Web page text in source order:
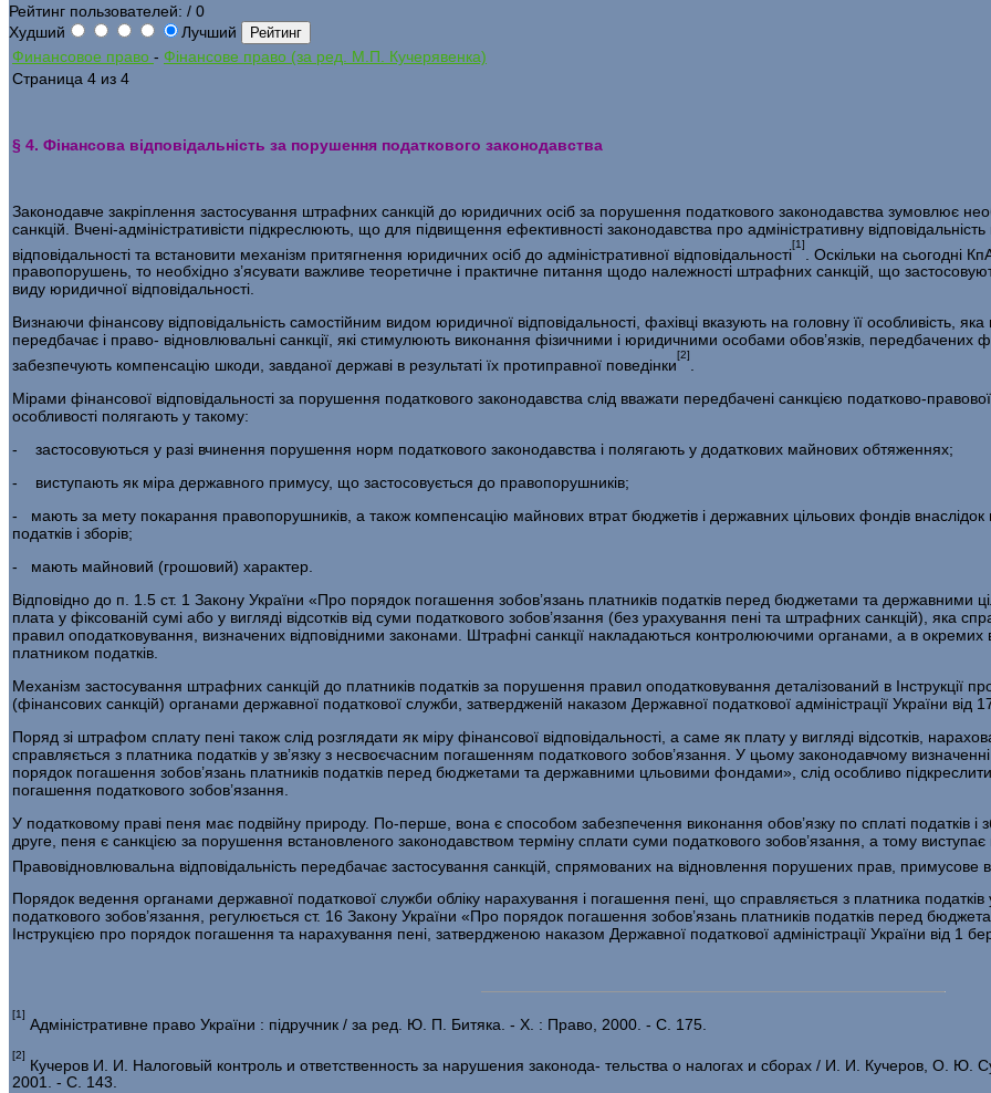
Рейтинг пользователей: / 0
Худший
Лучший
Финансовое право - Фінансове право (за ред. М.П. Кучерявенка)
Страница 4 из 4
§ 4. Фінансова відповідальність за порушення податкового законодавства
Законодавче закріплення застосування штрафних санкцій до юридичних осіб за порушення податкового законодавства зумовлює
санкцій. Вчені-адміністративісти підкреслюють, що для підвищення ефек­тивності законодавства про адміністративну
відповідаль­ності та встановити механізм притягнення юридичних осіб до ад­міністративної відповідальності
[1]
. Оскільки на сьогодні
правопору­шень, то необхідно з’ясувати важливе теоретичне і практичне пи­тання щодо належності штрафних санкцій, що
виду юридичної відповідальності.
Визнаючи фінансову відповідальність самостійним видом юридич­ної відповідальності, фахівці вказують на головну її особливість,
передбачає і право- відновлювальні санкції, які стимулюють виконання фізичними і юри­дичними особами обов’язків,
забезпечують компенсацію шкоди, завданої державі в результаті їх протиправної поведінки
[2]
Мірами фінансової відповідальності за порушення податкового законодавства слід вважати передбачені санкцією податково-
особливості полягають у такому:
- застосовуються у разі вчинення порушення норм податкового законодавства і полягають у додаткових майнових обтяженнях;
- виступають як міра державного примусу, що застосовується до правопорушників;
- мають за мету покарання правопорушників, а також компенсацію майнових втрат бюджетів і державних цільових фондів
податків і зборів;
- мають майновий (грошовий) характер.
Відповідно до п. 1.5 ст. 1 Закону України «Про порядок погашення зобов’язань платників податків перед бюджетами та
плата у фіксова­ній сумі або у вигляді відсотків від суми податкового зобов’язання (без урахування пені та штрафних санкцій), яка
правил оподатковування, визна­чених відповідними законами. Штрафні санкції накладаються конт­ролюючими органами, а в окремих
платником податків.
Механізм застосування штрафних санкцій до платників податків за порушення правил оподатковування деталізований в Інструкції
(фінансових санкцій) органами державної податкової служби, затвердженій наказом Держав­ної податкової адміністрації України
Поряд зі штрафом сплату пені також слід розглядати як міру фі­нансової відповідальності, а саме як плату у вигляді відсотків,
справля­ється з платника податків у зв’язку з несвоєчасним погашенням по­даткового зобов’язання. У цьому законодавчому
порядок погашення зобов’язань платників податків перед бюджетами та державними цльовими фондами», слід особливо
погашення податкового зобов’язання.
У податковому праві пеня має подвійну природу. По-перше, вона є способом забезпечення виконання обов’язку по сплаті податків
друге, пеня є санкцією за порушення встановленого законодавством терміну сплати суми податкового зобов’язання, а тому виступає
Правовідновлювальна відповідаль­ність передбачає застосування санкцій, спрямованих на відновлення порушених прав, примусове
Порядок ведення органами державної податкової служби обліку нарахування і погашення пені, що справляється з платника податків
податкового зобов’язання, регулюється ст. 16 Закону України «Про порядок пога­шення зобов’язань платників податків перед
Інструкцією про порядок погашення та нарахування пені, затвердженою наказом Державної податкової адміністрації України від 1
[1]
Адміністративне право України : підручник / за ред. Ю. П. Битяка. - Х. : Право, 2000. - С. 175.
[2]
Кучеров И. И. Налоговьій контроль и ответственность за нарушения законода- тельства о налогах и сборах / И. И. Кучеров, О.
2001. - С. 143.